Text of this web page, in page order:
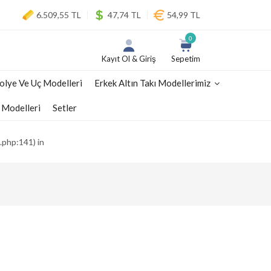
6.509,55 TL 47,74 TL 54,99 TL
Kayıt Ol & Giriş Sepetim
0
Ve Uç Modelleri Erkek Altın Takı Modellerimiz
Modelleri Setler
in